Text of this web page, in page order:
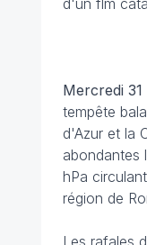
Mercredi
tempête
d'Azur et la
abondantes
hPa
région de
Les rafales